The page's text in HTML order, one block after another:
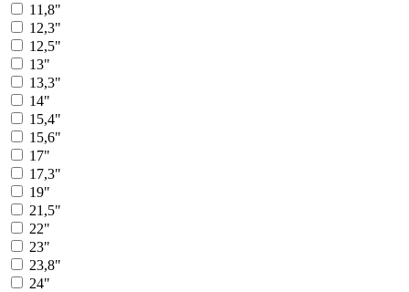
11,8"
12,3"
12,5"
13"
13,3"
14"
15,4"
15,6"
17"
17,3"
19"
21,5"
22"
23"
23,8"
24"